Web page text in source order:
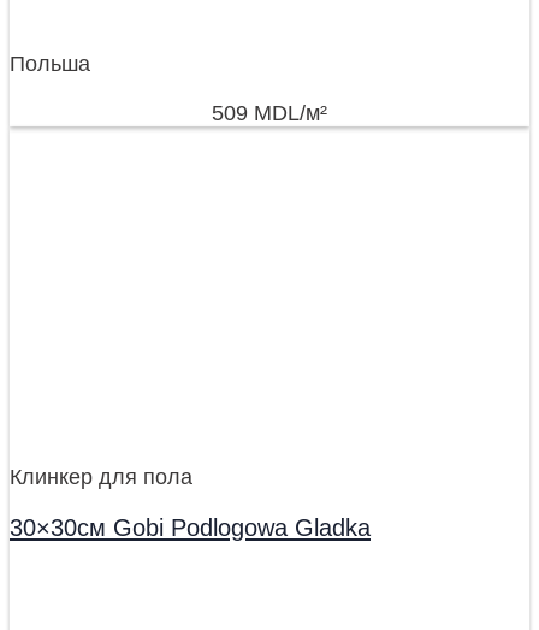
Польша
509 MDL/м²
Клинкер для пола
30×30см Gobi Podlogowa Gladka